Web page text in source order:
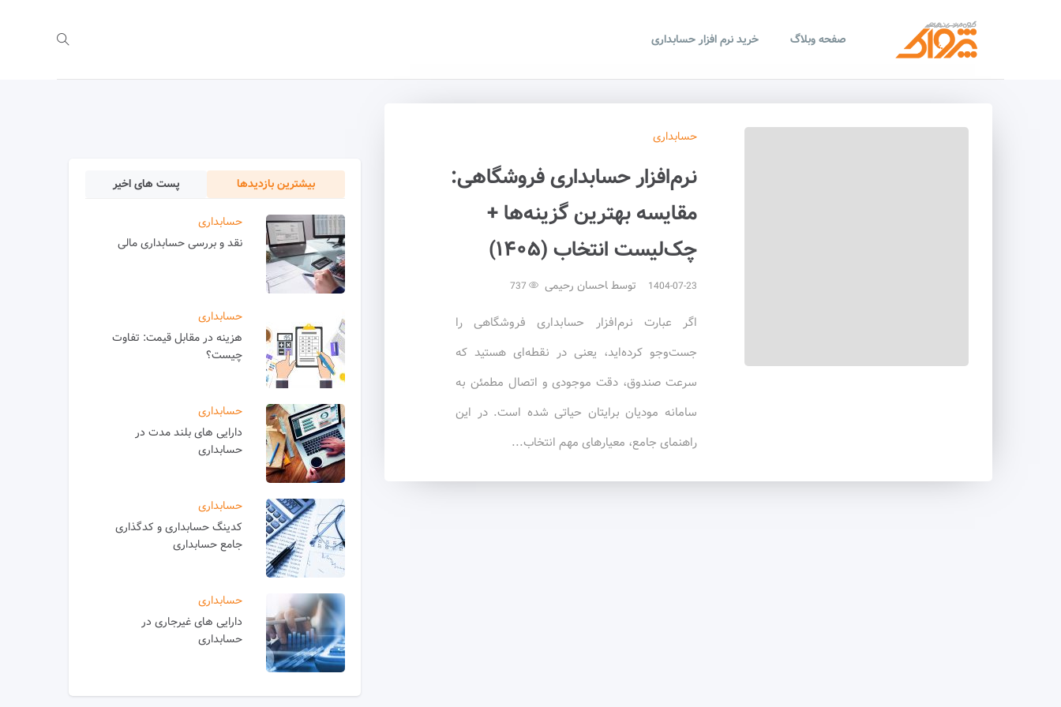
صفحه وبلاگ خرید نرم افزار حسابداری
حسابداری
نرم‌افزار حسابداری فروشگاهی:
مقایسه بهترین گزینه‌ها +
چک‌لیست انتخاب (۱۴۰۵)
1404-07-23 توسط احسان رحیمی
اگر عبارت نرم‌افزار حسابداری فروشگاهی را
جست‌وجو کرده‌اید، یعنی در نقطه‌ای هستید که
سرعت صندوق، دقت موجودی و اتصال مطمئن به
سامانه مودیان برایتان حیاتی شده است. در این
راهنمای جامع، معیارهای مهم انتخاب...
بیشترین بازدیدها پست های اخیر
حسابداری
نقد و بررسی حسابداری مالی
حسابداری
هزینه در مقابل قیمت: تفاوت
چیست؟
حسابداری
دارایی های بلند مدت در
حسابداری
حسابداری
کدینگ حسابداری و کدگذاری
جامع حسابداری
حسابداری
دارایی های غیرجاری در
حسابداری